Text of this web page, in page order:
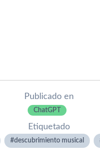
Publicado en
ChatGPT
Etiquetado
descubrimiento musical